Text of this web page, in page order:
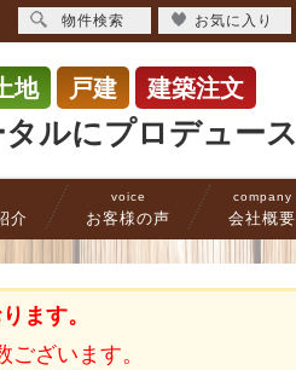
地 戸建 建築注文
タルにプロデュース
介
voice
お客様の声
company
会社概要
ます。
ざいます。
物件検索 お気に入り